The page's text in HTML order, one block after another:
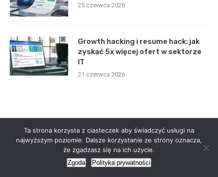
25 czerwca 2026
Growth hacking i resume hack: jak
zyskać 5x więcej ofert w sektorze
IT
21 czerwca 2026
Ta strona korzysta z ciasteczek aby świadczyć usługi na
najwyższym poziomie. Dalsze korzystanie ze strony oznacza,
że zgadzasz się na ich użycie.
Zgoda Polityka prywatności